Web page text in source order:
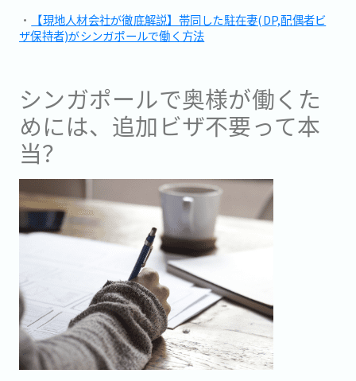
・
【現地人材会社が徹底解説】帯同した駐在妻(DP,配偶者ビ
ザ保持者)がシンガポールで働く方法
シンガポールで奥様が働くた
めには、追加ビザ不要って本
当？